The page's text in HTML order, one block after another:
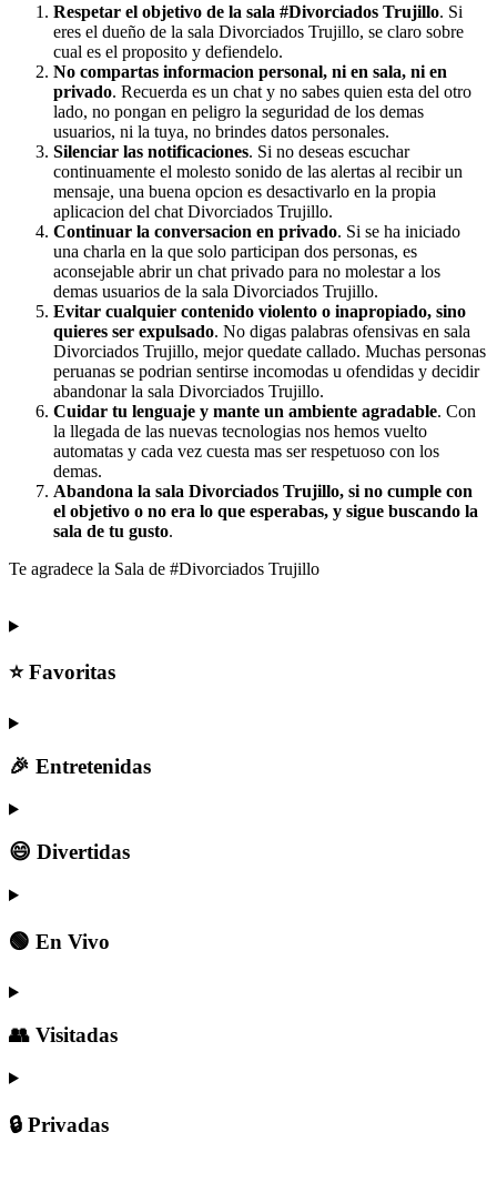
Respetar el objetivo de la sala #Divorciados Trujillo. Si
eres el dueño de la sala Divorciados Trujillo, se claro sobre
cual es el proposito y defiendelo.
No compartas informacion personal, ni en sala, ni en
privado. Recuerda es un chat y no sabes quien esta del otro
lado, no pongan en peligro la seguridad de los demas
usuarios, ni la tuya, no brindes datos personales.
Silenciar las notificaciones. Si no deseas escuchar
continuamente el molesto sonido de las alertas al recibir un
mensaje, una buena opcion es desactivarlo en la propia
aplicacion del chat Divorciados Trujillo.
Continuar la conversacion en privado. Si se ha iniciado
una charla en la que solo participan dos personas, es
aconsejable abrir un chat privado para no molestar a los
demas usuarios de la sala Divorciados Trujillo.
Evitar cualquier contenido violento o inapropiado, sino
quieres ser expulsado. No digas palabras ofensivas en sala
Divorciados Trujillo, mejor quedate callado. Muchas personas
peruanas se podrian sentirse incomodas u ofendidas y decidir
abandonar la sala Divorciados Trujillo.
Cuidar tu lenguaje y mante un ambiente agradable. Con
la llegada de las nuevas tecnologias nos hemos vuelto
automatas y cada vez cuesta mas ser respetuoso con los
demas.
Abandona la sala Divorciados Trujillo, si no cumple con
el objetivo o no era lo que esperabas, y sigue buscando la
sala de tu gusto.
Te agradece la Sala de #Divorciados Trujillo
⭐ Favoritas
🎉 Entretenidas
😄 Divertidas
🟢 En Vivo
👥 Visitadas
🔒 Privadas